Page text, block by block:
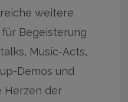
weitere
Begeisterung
Music-Acts,
Demos und
Herzen der